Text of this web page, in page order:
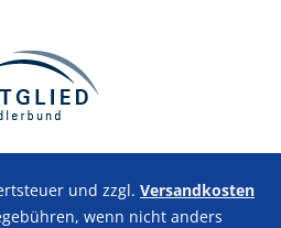
und zzgl. Versandkosten
wenn nicht anders